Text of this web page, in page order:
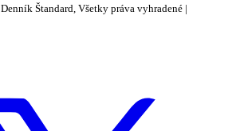
Denník Štandard, Všetky práva vyhradené |